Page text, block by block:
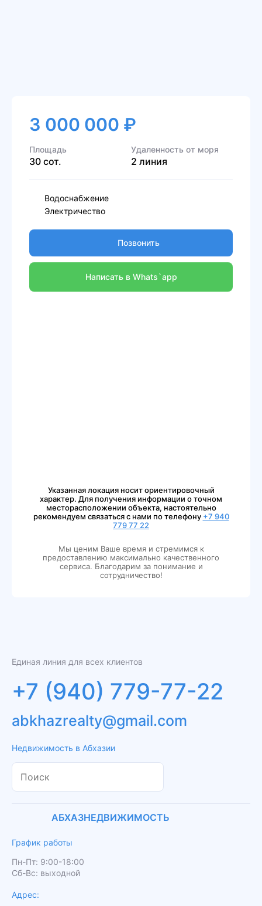
3 000 000 ₽
Площадь
30 сот.
Удаленность от моря
2 линия
Водоснабжение
Электричество
Позвонить
Написать в Whats`app
Указанная локация носит ориентировочный
характер. Для получения информации о точном
месторасположении объекта, настоятельно
рекомендуем связаться с нами по телефону +7 940
779 77 22
Мы ценим Ваше время и стремимся к
предоставлению максимально качественного
сервиса. Благодарим за понимание и
сотрудничество!
Единая линия для всех клиентов
+7 (940) 779-77-22
Недвижимость в Абхазии
abkhazrealty@gmail.com
АБХАЗНЕДВИЖИМОСТЬ
График работы
Пн-Пт: 9:00-18:00
Сб-Вс: выходной
Адрес: